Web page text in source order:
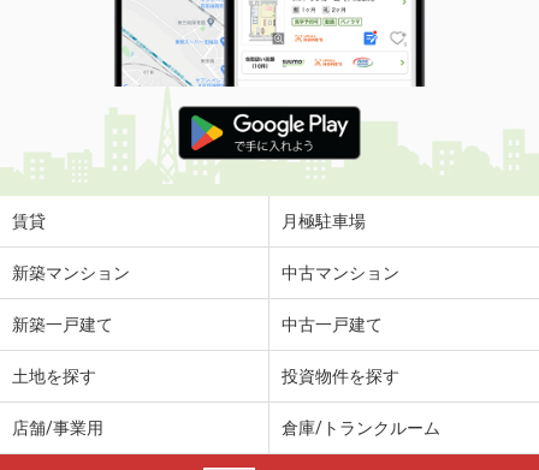
賃貸 月極駐車場
新築マンション 中古マンション
新築一戸建て 中古一戸建て
土地を探す 投資物件を探す
店舗/事業用 倉庫/トランクルーム